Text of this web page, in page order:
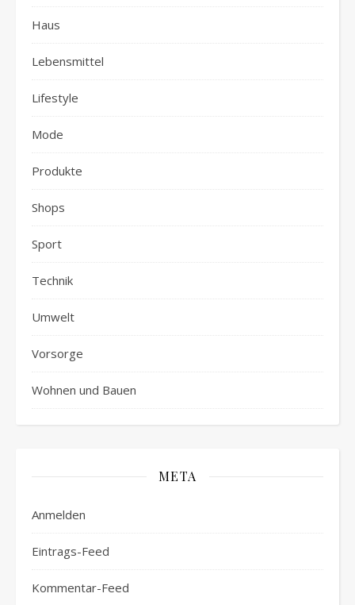
Haus
Lebensmittel
Lifestyle
Mode
Produkte
Shops
Sport
Technik
Umwelt
Vorsorge
Wohnen und Bauen
META
Anmelden
Eintrags-Feed
Kommentar-Feed